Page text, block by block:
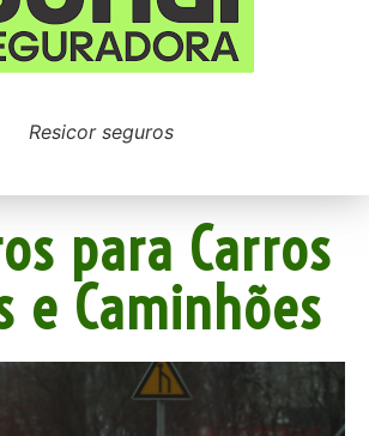
Resicor seguros
para Carros
e Caminhões